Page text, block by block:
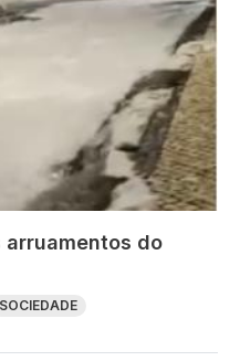
arruamentos do
SOCIEDADE